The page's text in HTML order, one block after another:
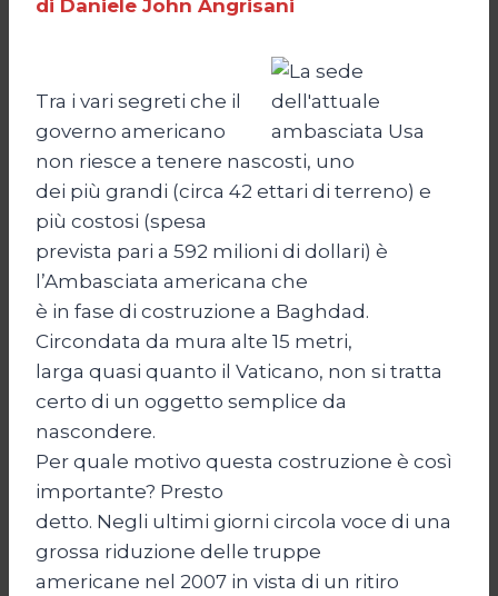
di Daniele John Angrisani
Tra i vari segreti che il
governo americano
non riesce a tenere nascosti, uno
dei più grandi (circa 42 ettari di terreno) e
più costosi (spesa
prevista pari a 592 milioni di dollari) è
l’Ambasciata americana che
è in fase di costruzione a Baghdad.
Circondata da mura alte 15 metri,
larga quasi quanto il Vaticano, non si tratta
certo di un oggetto semplice da
nascondere.
Per quale motivo questa costruzione è così
importante? Presto
detto. Negli ultimi giorni circola voce di una
grossa riduzione delle truppe
americane nel 2007 in vista di un ritiro